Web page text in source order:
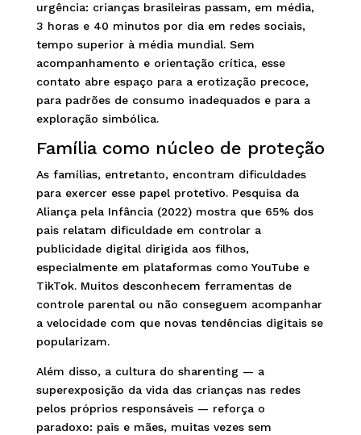
urgência: crianças brasileiras passam, em média,
3 horas e 40 minutos por dia em redes sociais,
tempo superior à média mundial. Sem
acompanhamento e orientação crítica, esse
contato abre espaço para a erotização precoce,
para padrões de consumo inadequados e para a
exploração simbólica.
Família como núcleo de proteção
As famílias, entretanto, encontram dificuldades
para exercer esse papel protetivo. Pesquisa da
Aliança pela Infância (2022) mostra que 65% dos
pais relatam dificuldade em controlar a
publicidade digital dirigida aos filhos,
especialmente em plataformas como YouTube e
TikTok. Muitos desconhecem ferramentas de
controle parental ou não conseguem acompanhar
a velocidade com que novas tendências digitais se
popularizam.
Além disso, a cultura do sharenting — a
superexposição da vida das crianças nas redes
pelos próprios responsáveis — reforça o
paradoxo: pais e mães, muitas vezes sem